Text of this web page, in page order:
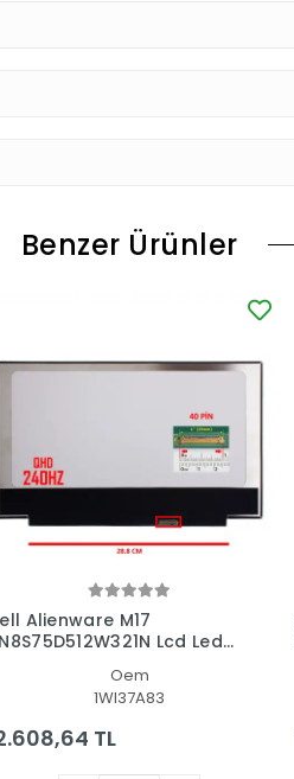
Benzer Ürünler
Alienware M17
Lcd Led
Oem
1WI37A83
TL